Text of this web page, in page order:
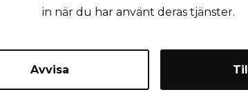
in när du har använt deras tjänster.
Avvisa Efternamn